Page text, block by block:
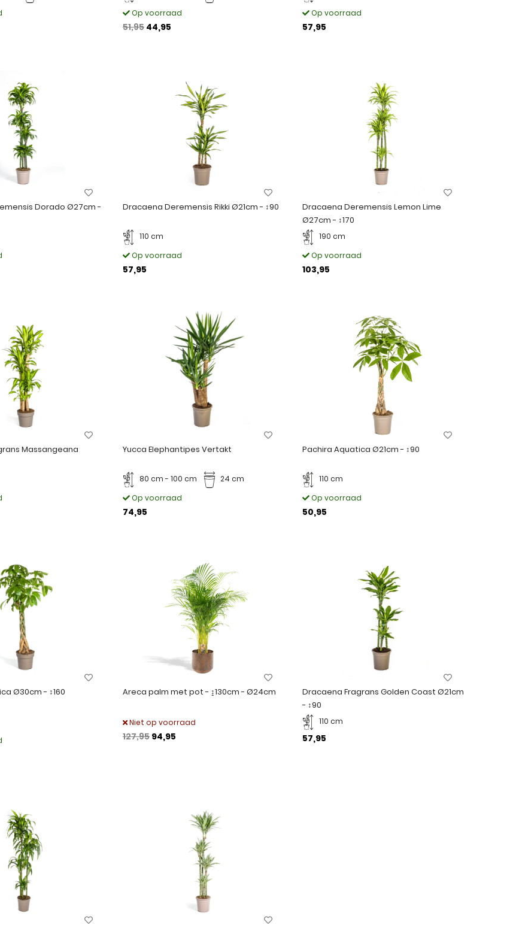
Op voorraad
51,95 44,95
Op voorraad
57,95
Dorado Ø27cm -
Dracaena Deremensis Rikki Ø21cm - ↕90
110 cm
Op voorraad
57,95
Dracaena Deremensis Lemon Lime
Ø27cm - ↕170
190 cm
Op voorraad
103,95
Massangeana
Yucca Elephantipes Vertakt
80 cm - 100 cm
24 cm
Op voorraad
74,95
Pachira Aquatica Ø21cm - ↕90
110 cm
Op voorraad
50,95
Ø30cm - ↕160 Areca palm met pot - ↨130cm - Ø24cm
Niet op voorraad
127,95 94,95
Dracaena Fragrans Golden Coast Ø21cm
- ↕90
110 cm
57,95